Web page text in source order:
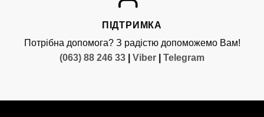
ПІДТРИМКА
Потрібна допомога? З радістю допоможемо Вам!
(063) 88 246 33
Viber Telegram